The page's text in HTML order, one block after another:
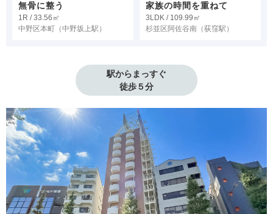
無骨に整う
1R / 33.56㎡
中野区本町 （中野坂上駅）
家族の時間を重ねて
3LDK / 109.99㎡
杉並区阿佐谷南 （荻窪駅）
駅からまっすぐ
徒歩５分